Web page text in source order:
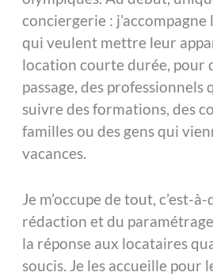
conciergerie :
qui veulent mettre leur
location courte durée, pour
passage, des professionnels
suivre des formations, des
familles ou des gens qui
vacances.
Je m’occupe de tout, c’est-
rédaction et du paramétrage
la réponse aux locataires
soucis. Je les accueille pour